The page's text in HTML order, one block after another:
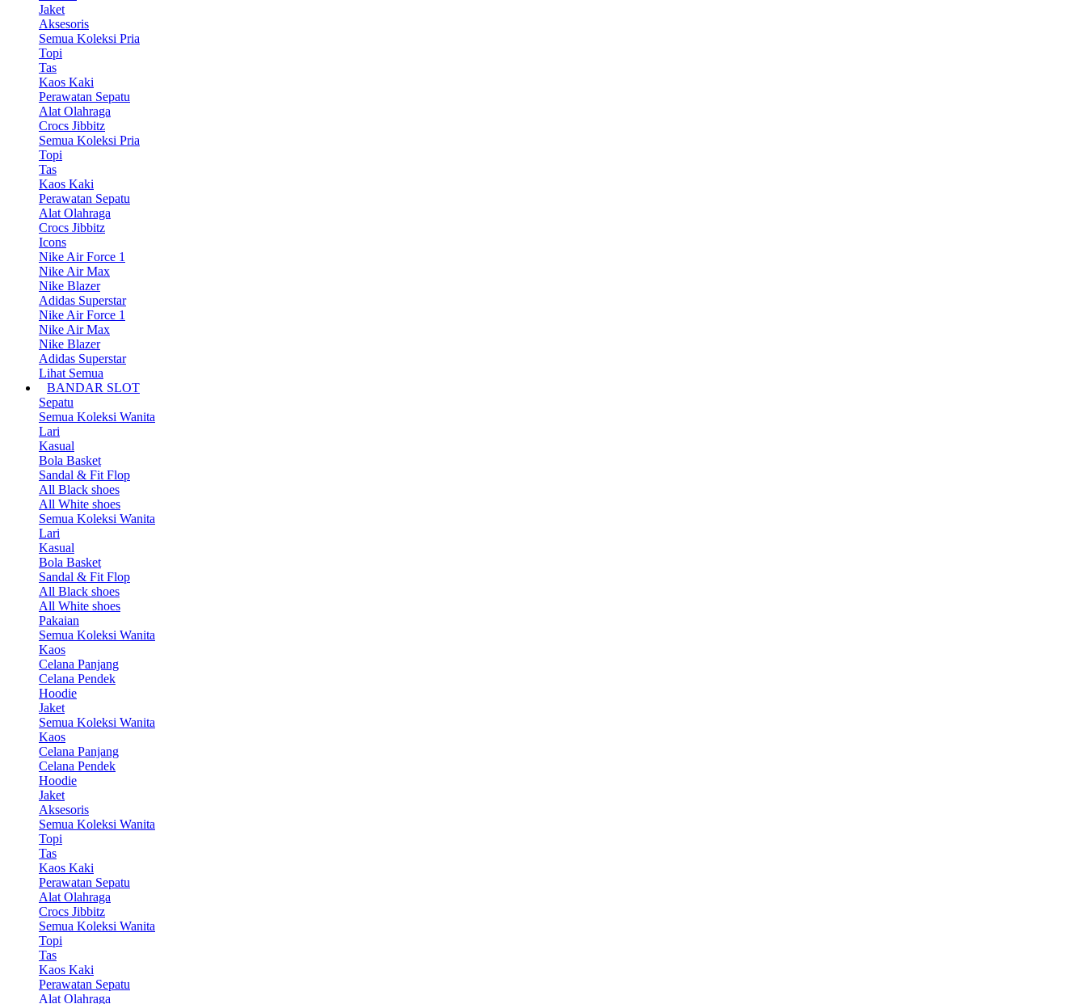
Jaket
Aksesoris
Semua Koleksi Pria
Topi
Tas
Kaos Kaki
Perawatan Sepatu
Alat Olahraga
Crocs Jibbitz
Semua Koleksi Pria
Topi
Tas
Kaos Kaki
Perawatan Sepatu
Alat Olahraga
Crocs Jibbitz
Icons
Nike Air Force 1
Nike Air Max
Nike Blazer
Adidas Superstar
Nike Air Force 1
Nike Air Max
Nike Blazer
Adidas Superstar
Lihat Semua
BANDAR SLOT
Sepatu
Semua Koleksi Wanita
Lari
Kasual
Bola Basket
Sandal & Fit Flop
All Black shoes
All White shoes
Semua Koleksi Wanita
Lari
Kasual
Bola Basket
Sandal & Fit Flop
All Black shoes
All White shoes
Pakaian
Semua Koleksi Wanita
Kaos
Celana Panjang
Celana Pendek
Hoodie
Jaket
Semua Koleksi Wanita
Kaos
Celana Panjang
Celana Pendek
Hoodie
Jaket
Aksesoris
Semua Koleksi Wanita
Topi
Tas
Kaos Kaki
Perawatan Sepatu
Alat Olahraga
Crocs Jibbitz
Semua Koleksi Wanita
Topi
Tas
Kaos Kaki
Perawatan Sepatu
Alat Olahraga